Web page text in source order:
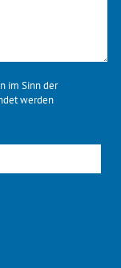
im Sinn der
werden